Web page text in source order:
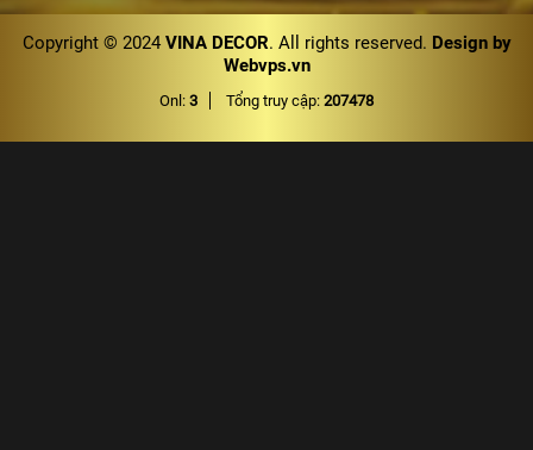
Copyright © 2024 VINA DECOR. All rights reserved. Design by
Webvps.vn
Onl: 3 Tổng truy cập: 207478